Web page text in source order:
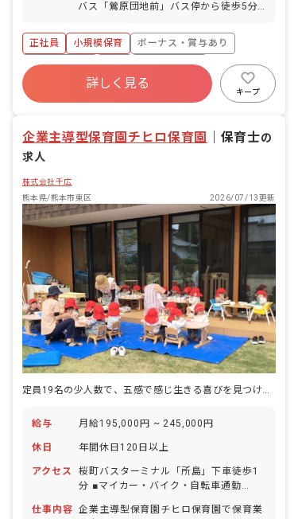
的付与制度あり…一部日数を夏季期間に
率・復帰率100％） 年間休日105～110
日 ※年によって変動あり
バス「鶯原団地前」バス停から徒歩5分
料駐車場・無料駐輪場あり）合志から車
で通勤されている方も2名ほどいらっし
ゃいます！
正社員 小規模保育
ボーナス・賞与あり
社会保険完備
有給
福利厚生充実
残業少なめ
昇給昇進あり
詳しく見る
キープ
企業主導型保育園チヒロ保育園 保育士の
求人
株式会社千広
熊本県/熊本市東区
2026/07/13更新
給与 月給195,000円 ~ 245,000円
休日 年間休日120日以上
アクセス
桜町バスターミナル「所島」下車徒歩1
分 ■マイカー・バイク・自転車通勤
仕事内容 企業主導型保育園チヒロ保育園で保育業